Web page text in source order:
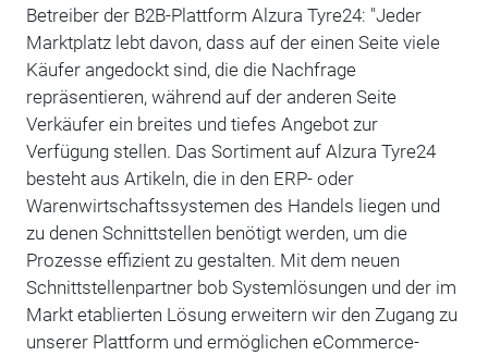
Betreiber der B2B-Plattform Alzura Tyre24: "Jeder
Marktplatz lebt davon, dass auf der einen Seite viele
Käufer angedockt sind, die die Nachfrage
repräsentieren, während auf der anderen Seite
Verkäufer ein breites und tiefes Angebot zur
Verfügung stellen. Das Sortiment auf Alzura Tyre24
besteht aus Artikeln, die in den ERP- oder
Warenwirtschaftssystemen des Handels liegen und
zu denen Schnittstellen benötigt werden, um die
Prozesse effizient zu gestalten. Mit dem neuen
Schnittstellenpartner bob Systemlösungen und der im
Markt etablierten Lösung erweitern wir den Zugang zu
unserer Plattform und ermöglichen eCommerce-